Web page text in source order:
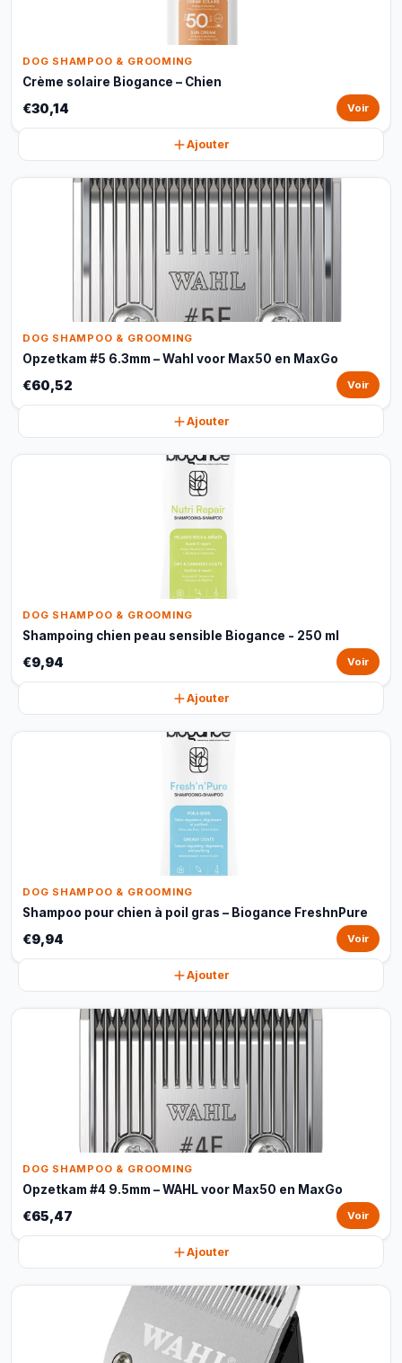
DOG SHAMPOO & GROOMING
Crème solaire Biogance – Chien
€30,14 Voir
Ajouter
DOG SHAMPOO & GROOMING
Opzetkam #5 6.3mm – Wahl voor Max50 en MaxGo
€60,52 Voir
Ajouter
DOG SHAMPOO & GROOMING
Shampoing chien peau sensible Biogance - 250 ml
€9,94 Voir
Ajouter
DOG SHAMPOO & GROOMING
Shampoo pour chien à poil gras – Biogance FreshnPure
€9,94 Voir
Ajouter
DOG SHAMPOO & GROOMING
Opzetkam #4 9.5mm – WAHL voor Max50 en MaxGo
€65,47 Voir
Ajouter